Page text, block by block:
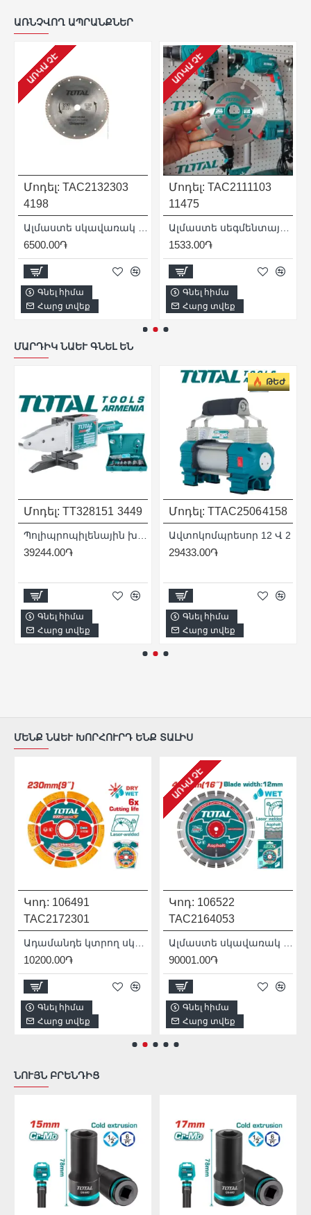
ԱՌՆՉՎՈՂ ԱՊՐԱՆՔՆԵՐ
ԱՌԿԱ ՉԷ
Մոդել: TAC2132303
4198
6500.00֏
Գնել հիմա
Հարց տվեք
ԱՌԿԱ ՉԷ
Մոդել: TAC2111103
11475
1533.00֏
Գնել հիմա
Հարց տվեք
ՄԱՐԴԻԿ ՆԱԵՒ ԳՆԵԼ ԵՆ
Մոդել: TT328151 3449
39244.00֏
Գնել հիմա
Հարց տվեք
ԹԵԺ
Մոդել: TTAC25064158
Ավտոկոմպրեսոր 12 Վ 2
29433.00֏
Գնել հիմա
Հարց տվեք
ՄԵՆՔ ՆԱԵՒ ԽՈՐՀՈՒՐԴ ԵՆՔ ՏԱԼԻՍ
Կոդ: 106491
TAC2172301
10200.00֏
Գնել հիմա
Հարց տվեք
ԱՌԿԱ ՉԷ
Կոդ: 106522
TAC2164053
90001.00֏
Գնել հիմա
Հարց տվեք
ՆՈՒՅՆ ԲՐԵՆԴԻՑ